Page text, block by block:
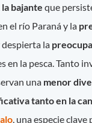
la bajanteque
el río Paraná y la
despierta la
en la pesca. Tanto
una menor
tanto en la
, una especie